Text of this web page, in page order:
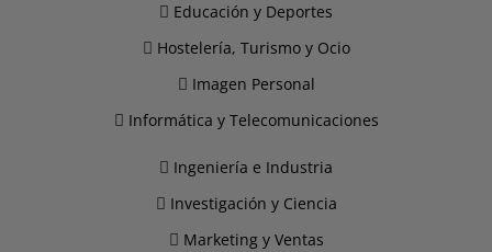
Educación y Deportes
Hostelería, Turismo y Ocio
Imagen Personal
Informática y Telecomunicaciones
Ingeniería e Industria
Investigación y Ciencia
Marketing y Ventas